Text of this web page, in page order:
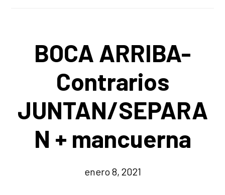
BOCA ARRIBA-
Contrarios
JUNTAN/SEPARA
N + mancuerna
enero 8, 2021